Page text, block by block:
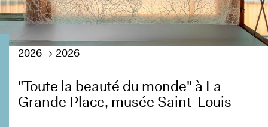
2026 2026
"Toute la beauté du monde" à La
Grande Place, musée Saint-Louis